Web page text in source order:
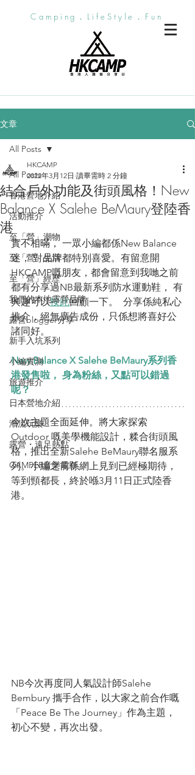
Camping．LifeStyle．Fun
文章
All Posts
香港營地介紹
活動推介
至「營」潮物
至「營」生活
至「營」經歷
我們的本地露營品牌
露營blogger分享
新手入坑系列
小編實測
旅遊推介
日本營地介紹
潮流玩樂
露營・遠足熱點
CAMPER音樂電影
All Posts
結合戶外功能及街頭風格！New
Balance X Salehe BeMaury登陸香
港
HKCAMP
2022年3月12日 讀畢需時 2 分鐘
實不相暪， 一眾小編都係New Balance
迷， 對品牌都特別喜愛。有留意開
HKCAMP嘅朋友，都會留意到我哋之前
都有分享過NB最新系列防水運動鞋， 有
興趣可以按此回顧一下。  分享係純私心
推介，絕無廣告成份，只係想將喜好公
諸同好。
New Balance X Salehe BeMaury系列香
港發售啦， 身為粉絲，又點可以錯過
呢？
今次主題全面延伸。將大家探索
Outdoor 嘅美學機能設計，糅合街頭風
格，推出全新Salehe BeMaury聯名服系
列。小編之前係網上見到已經極期待，
等到頸都長，終於喺3月11日正式陸香
港。
NB今次再度同人氣設計師Salehe
Bembury 攜手合作，以大家之前合作嘅
「Peace Be The Journey」作為主題，
初心不變，再次出發。